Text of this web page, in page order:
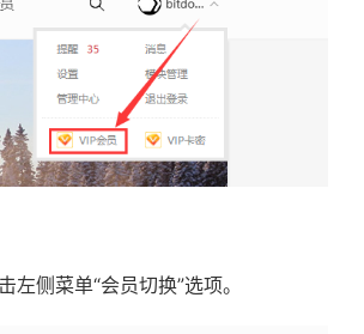
左侧菜单“会员切换”选项。